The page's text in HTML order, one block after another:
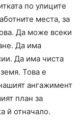
по улиците
места, за
Да може всеки
Да има
Да има чиста
Това е
ангажимент
план за
й отначало.